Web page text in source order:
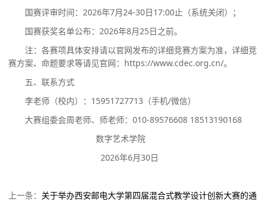
国赛评审时间： 2026年7月24-30日17:00止（系统关闭）；
国赛获奖名单公布： 2026年8月25日之前。
注：各赛项具体安排请以官网发布的详细竞赛方案为准，详细竞
赛方案、命题要求等请见官网： https://www.cdec.org.cn/。
五、联系方式
李老师（校内）： 15951727713（手机/微信）
大赛组委会周老师、师老师： 010-89576608 18513190168
数字艺术学院
2026年6月30日
上一条： 关于举办西安邮电大学第四届混合式教学设计创新大赛的通